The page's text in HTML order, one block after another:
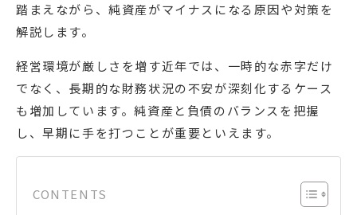
踏まえながら、純資産がマイナスになる原因や対策を
解説します。
経営環境が厳しさを増す近年では、一時的な赤字だけ
でなく、長期的な財務状況の不安が深刻化するケース
も増加しています。純資産と負債のバランスを把握
し、早期に手を打つことが重要といえます。
CONTENTS